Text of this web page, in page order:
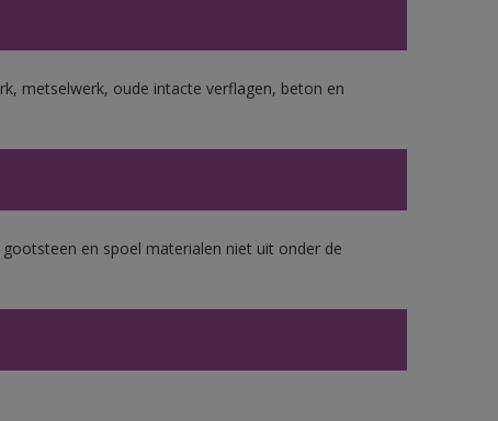
metselwerk, oude intacte verflagen, beton en
en spoel materialen niet uit onder de